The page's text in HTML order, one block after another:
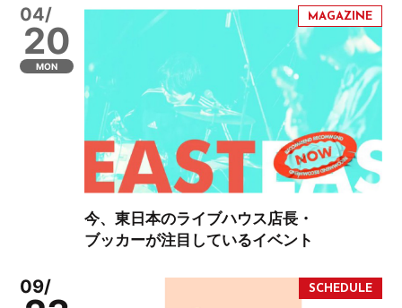
04/
20
MON
今、東日本のライブハウス店長・
ブッカーが注目しているイベント
09/